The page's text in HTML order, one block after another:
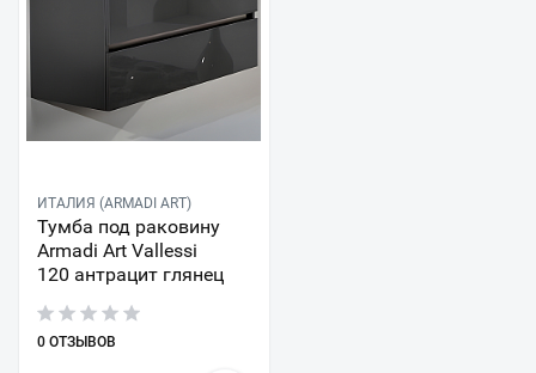
ИТАЛИЯ (ARMADI ART)
Тумба под раковину
Armadi Art Vallessi
120 антрацит глянец
0 ОТЗЫВОВ